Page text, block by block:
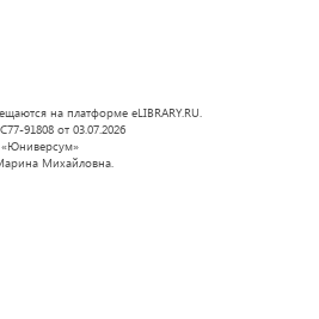
на платформе eLIBRARY.RU.
91808 от 03.07.2026
Михайловна.